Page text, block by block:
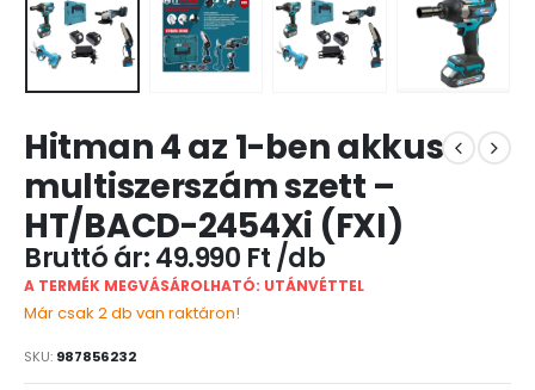
Hitman 4 az 1-ben akkus
multiszerszám szett –
HT/BACD-2454Xi (FXI)
49.990 Ft
A TERMÉK MEGVÁSÁROLHATÓ: UTÁNVÉTTEL
Már csak 2 db van raktáron!
SKU: 987856232